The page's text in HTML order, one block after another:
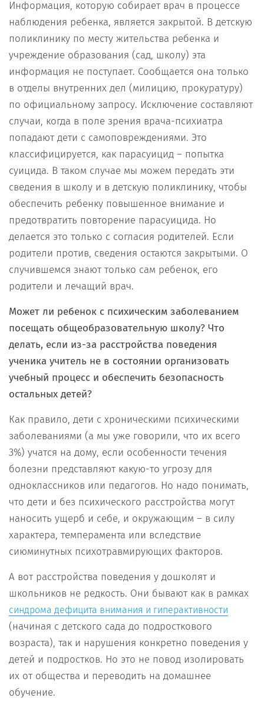
Информация, которую собирает врач в процессе
наблюдения ребенка, является закрытой. В детскую
поликлинику по месту жительства ребенка и
учреждение образования (сад, школу) эта
информация не поступает. Сообщается она только
в отделы внутренних дел (милицию, прокуратуру)
по официальному запросу. Исключение составляют
случаи, когда в поле зрения врача-психиатра
попадают дети с самоповреждениями. Это
классифицируется, как парасуицид – попытка
суицида. В таком случае мы можем передать эти
сведения в школу и в детскую поликлинику, чтобы
обеспечить ребенку повышенное внимание и
предотвратить повторение парасуицида. Но
делается это только с согласия родителей. Если
родители против, сведения остаются закрытыми. О
случившемся знают только сам ребенок, его
родители и лечащий врач.
Может ли ребенок с психическим заболеванием
посещать общеобразовательную школу? Что
делать, если из-за расстройства поведения
ученика учитель не в состоянии организовать
учебный процесс и обеспечить безопасность
остальных детей?
Как правило, дети с хроническими психическими
заболеваниями (а мы уже говорили, что их всего
3%) учатся на дому, если особенности течения
болезни представляют какую-то угрозу для
одноклассников или педагогов. Но надо понимать,
что дети и без психического расстройства могут
наносить ущерб и себе, и окружающим – в силу
характера, темперамента или вследствие
сиюминутных психотравмирующих факторов.
А вот расстройства поведения у дошколят и
школьников не редкость. Они бывают как в рамках
синдрома дефицита внимания и гиперактивности
(начиная с детского сада до подросткового
возраста), так и нарушения конкретно поведения у
детей и подростков. Но это не повод изолировать
их от общества и переводить на домашнее
обучение.